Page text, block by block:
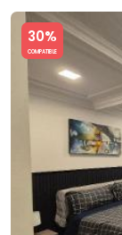
30%
COMPATIBLE
Slide 1 of 5